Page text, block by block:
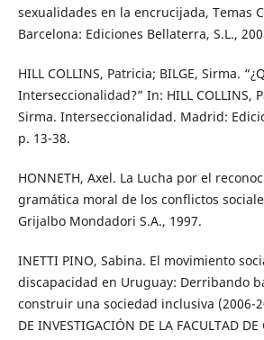
sexualidades en la encrucijada, Temas
Barcelona: Ediciones Bellaterra, S.L.,
HILL COLLINS, Patricia; BILGE, Sirma.
Interseccionalidad?” In: HILL COLLINS,
Sirma. Interseccionalidad. Madrid:
p. 13-38.
HONNETH, Axel. La Lucha por el
gramática moral de los conflictos
Grijalbo Mondadori S.A., 1997.
INETTI PINO, Sabina. El movimiento
discapacidad en Uruguay: Derribando
construir una sociedad inclusiva (2006-
DE INVESTIGACIÓN DE LA FACULTAD DE